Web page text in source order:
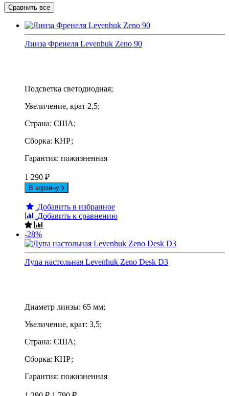
Линза Френеля Levenhuk Zeno 90
Подсветка светодиодная;
Увеличение, крат 2,5;
Страна: США;
Сборка: КНР;
Гарантия: пожизненная
1 290 ₽
В корзину
Добавить в избранное
Добавить к сравнению
-28%
Лупа настольная Levenhuk Zeno Desk D3
Диаметр линзы: 65 мм;
Увеличение, крат: 3,5;
Страна: США;
Сборка: КНР;
Гарантия: пожизненная